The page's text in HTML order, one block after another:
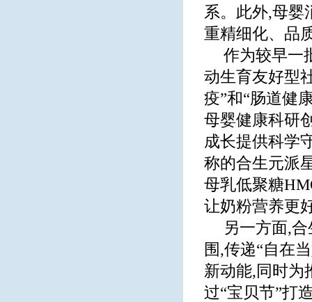
系。此外,母婴
重精细化、品
作为较早一
动生育友好型
疫”和“肠道健
母婴健康科研
成长提供科学
称的合生元派
母乳低聚糖
让奶粉营养更
另一方面,
围,传递“自在
新动能,同时为
过“宝贝节”打